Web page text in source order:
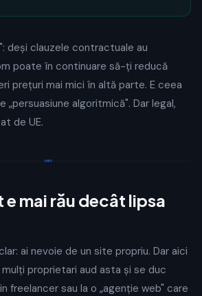
deși clauzele contractuale au
poate în continuare să-ți reducă
prețuri mai mici în altă parte. E ceea
„persuasiune algoritmică". Dar legal,
de UE.
e mai rău decât lipsa
ai nevoie de un site propriu. Dar aici
proprietari aud asta și se duc
freelancer sau la o „agenție web" care